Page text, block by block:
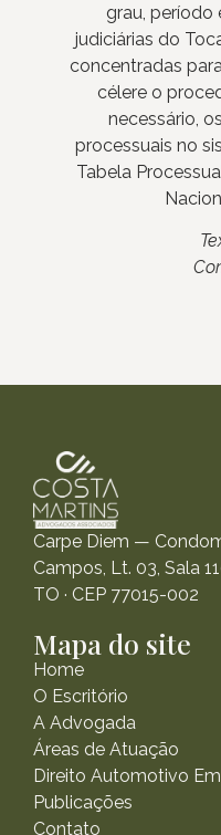
grau, período
judiciárias do
concentradas
célere o
necessário,
processuais no
Tabela
Carpe Diem —
Campos, Lt. 03, Sala
TO · CEP 77015-002
Mapa do site
Home
O Escritório
A Advogada
Áreas de Atuação
Direito Automotivo
Publicações
Contato